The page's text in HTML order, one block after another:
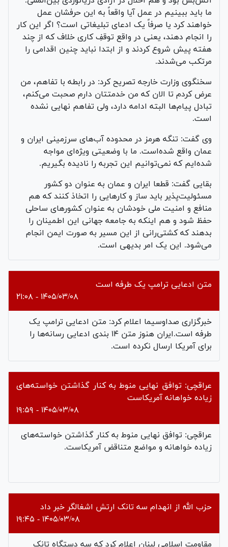
ما باید ببینیم در عمل آیا واقعاً به این حرفشان عمل
خواهند کرد یا صرفاً یک ادعای تبلیغاتی است؟ اگر این کار
را انجام دهند، یعنی در واقع توقفِ کاری خلاف که از چند
هفته پیش شروع کردند و از ابتدا نباید چنین اقدامی را
مرتکب می‌شدند.
سخنگوی وزارت خارجه تصریح کرد: در رابطه با تفاهم، من
عرض کردم تا الان که من خدمتتان دارم صحبت می‌کنم،
تبادل پیام‌ها البته ادامه دارد، ولی تفاهم نهایی نشده
است.
وی گفت: تنگه هرمز در محدوده آب‌های سرزمینی ایران و
عمان واقع شده‌است. ما با وضعیتی ویژه‌ای مواجه
شده‌ایم که نمی‌توانیم این تجربه را نادیده بگیریم.
بقایی گفت: قطعا ایران و عمان به عنوان دو کشور
مسئولیت‌پذیر باید ساز و کار‌هایی را اتخاذ کنند که هم
منافع و امنیت ملی خودشان به عنوان کشور‌های ساحلی
حفظ شود و هم اینکه به جامعه جهانی این اطمینان را
بدهند که کشتی‌رانی از این مسیر به صورت ایمن انجام
می‌شود. این یک امر بدیهی است.
متن ادعایی ترامپ یک طرفه است
۱۴۰۵/۰۳/۰۸ - ۲۱:۰۸
خبرگزاری صداوسیما اعلام کرد: متن ادعایی ترامپ یک
طرفه است.ایران هنوز متن ۱۴ بندی ادعایی رسانه‌ها را
برای آمریکا ارسال نکرده است.
عراقچی: توافق نهایی منوط به کنار گذاشتن خواسته‌های
زیاده خواهانه آمریکاست
۱۴۰۵/۰۳/۰۸ - ۱۹:۵۹
عراقچی: توافق نهایی منوط به کنار گذاشتن خواسته‌های
زیاده خواهانه و مواضع متناقض آمریکاست‌.
حزب الله از انهدام سه تانک ارتش اشغالگر خبر داد
۱۴۰۵/۰۳/۰۸ - ۱۹:۴۵
مقاومت اسلامی لبنان اعلام کرد که سه دستگاه تانک